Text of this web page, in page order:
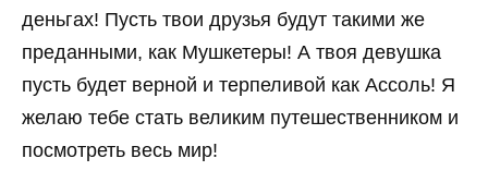
деньгах! Пусть твои друзья будут такими же
преданными, как Мушкетеры! А твоя девушка
пусть будет верной и терпеливой как Ассоль! Я
желаю тебе стать великим путешественником и
посмотреть весь мир!